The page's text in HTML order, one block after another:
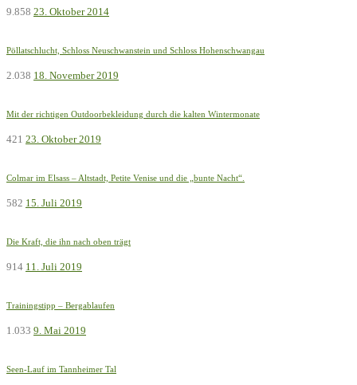
9.858 23. Oktober 2014
Pöllatschlucht, Schloss Neuschwanstein und Schloss Hohenschwangau
2.038 18. November 2019
Mit der richtigen Outdoorbekleidung durch die kalten Wintermonate
421 23. Oktober 2019
Colmar im Elsass – Altstadt, Petite Venise und die „bunte Nacht“.
582 15. Juli 2019
Die Kraft, die ihn nach oben trägt
914 11. Juli 2019
Trainingstipp – Bergablaufen
1.033 9. Mai 2019
Seen-Lauf im Tannheimer Tal